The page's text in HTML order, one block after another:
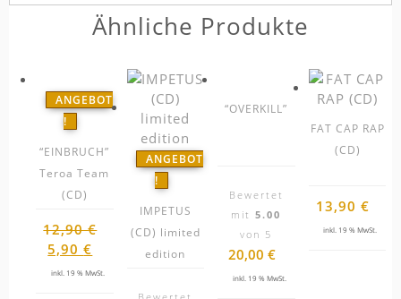
Ähnliche Produkte
ANGEBOT
!
“EINBRUCH”
Teroa Team
(CD)
12,90€
Ursprünglicher
Preis
5,90€
Aktueller
Preis
inkl. 19 % MwSt.
ANGEBOT
!
IMPETUS
(CD) limited
edition
“OVERKILL”
Bewertet
mit5.00
von 5
20,00 €
inkl. 19 % MwSt.
FAT CAP RAP
(CD)
13,90€
inkl. 19 % MwSt.